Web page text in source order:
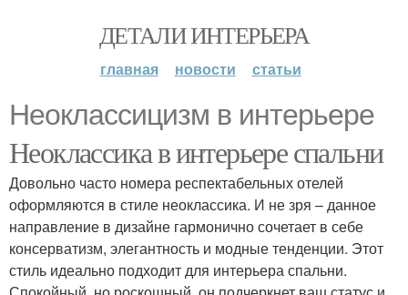
ДЕТАЛИ ИНТЕРЬЕРА
главная новости статьи
Неоклассицизм в интерьере
Неоклассика в интерьере спальни
Довольно часто номера респектабельных отелей
оформляются в стиле неоклассика. И не зря – данное
направление в дизайне гармонично сочетает в себе
консерватизм, элегантность и модные тенденции. Этот
стиль идеально подходит для интерьера спальни.